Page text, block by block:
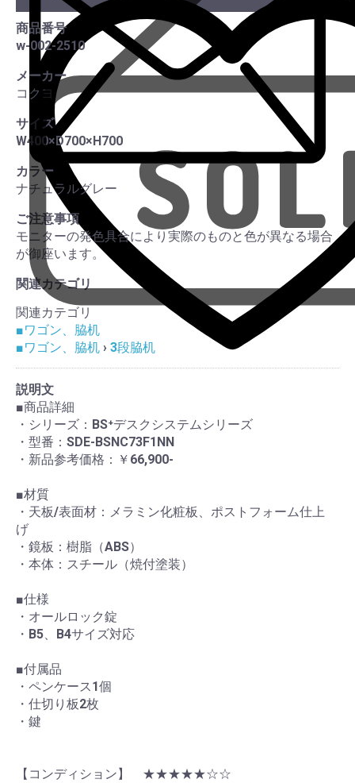
商品番号
w-002-2510
メーカー
コクヨ
サイズ
W400×D700×H700
カラー
ナチュラルグレー
ご注意事項
モニターの発色具合により実際のものと色が異なる場合
が御座います。
関連カテゴリ
関連カテゴリ
■ワゴン、脇机
■ワゴン、脇机 › 3段脇机
説明文
■商品詳細
・シリーズ：BS⁺デスクシステムシリーズ
・型番：SDE-BSNC73F1NN
・新品参考価格：￥66,900-
■材質
・天板/表面材：メラミン化粧板、ポストフォーム仕上
げ
・鏡板：樹脂（ABS）
・本体：スチール（焼付塗装）
■仕様
・オールロック錠
・B5、B4サイズ対応
■付属品
・ペンケース1個
・仕切り板2枚
・鍵
【コンディション】 ★★★★★☆☆